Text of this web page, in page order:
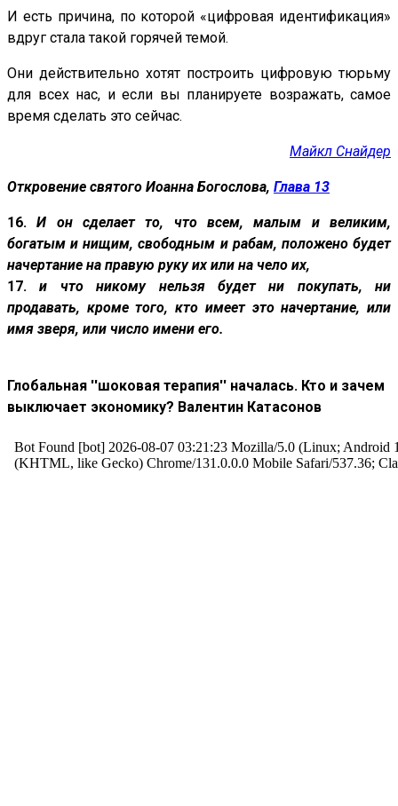
И есть причина, по которой «цифровая идентификация»
вдруг стала такой горячей темой.
Они действительно хотят построить цифровую тюрьму
для всех нас, и если вы планируете возражать, самое
время сделать это сейчас.
Майкл Снайдер
Откровение святого Иоанна Богослова, Глава 13
16. И он сделает то, что всем, малым и великим,
богатым и нищим, свободным и рабам, положено будет
начертание на правую руку их или на чело их,
17.
и что никому нельзя будет ни покупать, ни
продавать, кроме того, кто имеет это начертание, или
имя зверя, или число имени его.
Глобальная ''шоковая терапия'' началась. Кто и зачем
выключает экономику? Валентин Катасонов